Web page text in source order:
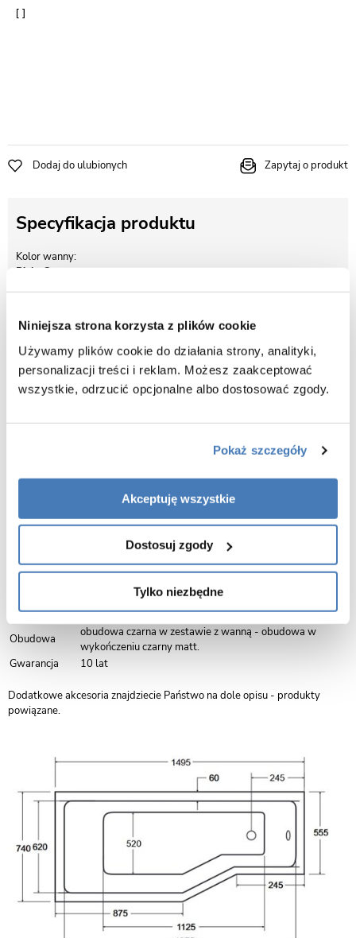
Niniejsza strona korzysta z plików cookie
Używamy plików cookie do działania strony, analityki,
personalizacji treści i reklam. Możesz zaakceptować
wszystkie, odrzucić opcjonalne albo dostosować zgody.
Pokaż szczegóły
Akceptuję wszystkie
Dostosuj zgody
Tylko niezbędne
Dodaj do ulubionych Zapytaj o produkt
Specyfikacja produktu
Kolor wanny
Biało Czarny
Szerokość wanny
Opis produktu Czarno-biała wanna
prostokątna z obudową Integra 150 Lewa
Besco
lewy
Wanna akrylowa Besco
Szerokość:
75 cm
Kształt:
nowoczesny
akryl pełny 6 mm
Wyposażenie: regulowany stelaż
Obudowa
obudowa czarna w zestawie z wanną - obudowa w
wykończeniu czarny matt.
Gwarancja
10 lat
Dodatkowe akcesoria znajdziecie Państwo na dole opisu - produkty
powiązane.